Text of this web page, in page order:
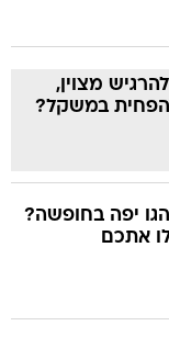
מצוין,
במשקל?
יפה בחופשה?
אתכם